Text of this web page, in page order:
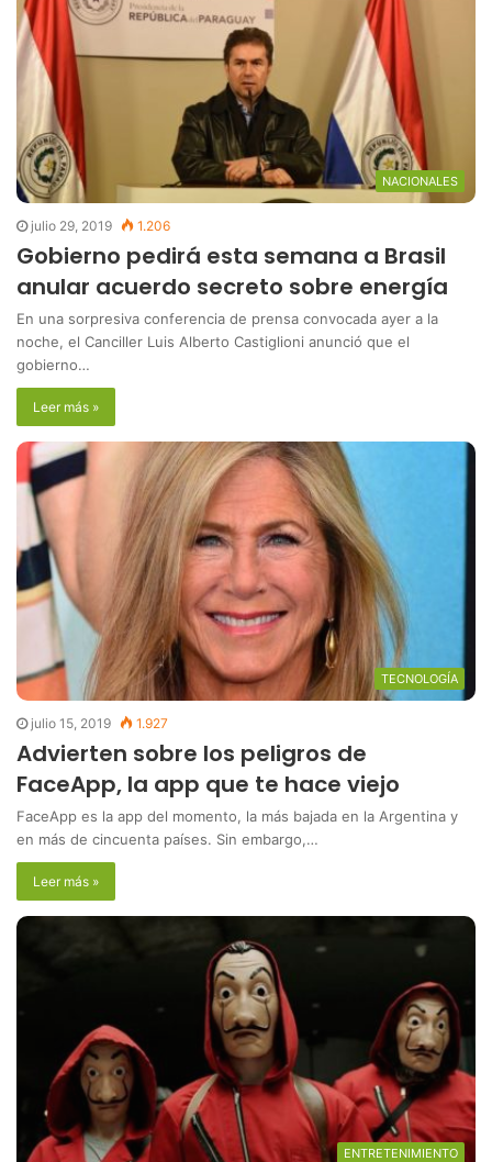
NACIONALES
julio 29, 2019 1.206
Gobierno pedirá esta semana a Brasil
anular acuerdo secreto sobre energía
En una sorpresiva conferencia de prensa convocada ayer a la
noche, el Canciller Luis Alberto Castiglioni anunció que el
gobierno…
Leer más »
TECNOLOGÍA
julio 15, 2019 1.927
Advierten sobre los peligros de
FaceApp, la app que te hace viejo
FaceApp es la app del momento, la más bajada en la Argentina y
en más de cincuenta países. Sin embargo,…
Leer más »
ENTRETENIMIENTO